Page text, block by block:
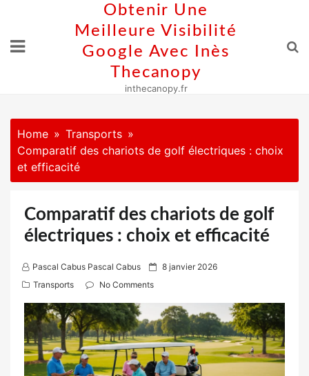
content
Obtenir Une
Meilleure Visibilité
Google Avec Inès
Thecanopy
inthecanopy.fr
Home
Transports
Comparatif des chariots de golf électriques : choix
et efficacité
Comparatif des chariots de golf
électriques : choix et efficacité
Pascal Cabus Pascal Cabus
P
e
d
o
8 janvier 2026
Transports
No Comments